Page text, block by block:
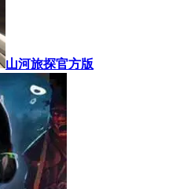
山河旅探官方版